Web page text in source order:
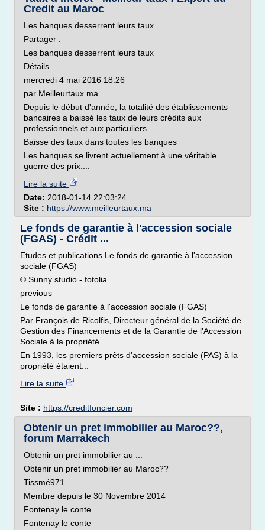
Credit au Maroc
Les banques desserrent leurs taux
Partager :
Les banques desserrent leurs taux
Détails
mercredi 4 mai 2016 18:26
par Meilleurtaux.ma
Depuis le début d'année, la totalité des établissements
bancaires a baissé les taux de leurs crédits aux
professionnels et aux particuliers.
Baisse des taux dans toutes les banques
Les banques se livrent actuellement à une véritable
guerre des prix....
Lire la suite
Date: 2018-01-14 22:03:24
Site : https://www.meilleurtaux.ma
Le fonds de garantie à l'accession sociale
(FGAS) - Crédit ...
Etudes et publications Le fonds de garantie à l'accession
sociale (FGAS)
© Sunny studio - fotolia
previous
Le fonds de garantie à l'accession sociale (FGAS)
Par François de Ricolfis, Directeur général de la Société de
Gestion des Financements et de la Garantie de l'Accession
Sociale à la propriété.
En 1993, les premiers prêts d'accession sociale (PAS) à la
propriété étaient...
Lire la suite
Site : https://creditfoncier.com
Obtenir un pret immobilier au Maroc??,
forum Marrakech
Obtenir un pret immobilier au ...
Obtenir un pret immobilier au Maroc??
Tissmé971
Membre depuis le 30 Novembre 2014
Fontenay le conte
Fontenay le conte